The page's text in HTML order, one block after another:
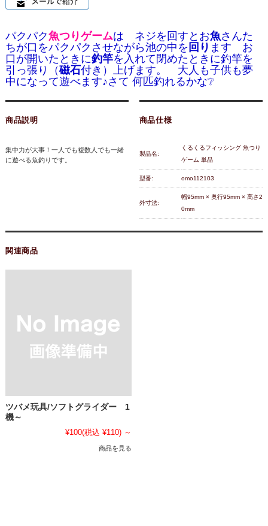
パクパク魚つりゲームは ネジを回すとお魚さんた
ちが口をパクパクさせながら池の中を 回り ます お
口が開いたときに釣竿を入れて閉めたときに釣竿を
引っ張り（磁石付き）上げます。 大人も子供も夢
中になって遊べます♪さて 何匹釣れるかな❔
商品説明
集中力が大事！一人でも複数人でも一緒
に遊べる魚釣りです。
商品仕様
製品名:
くるくるフィッシング 魚つり
ゲーム 単品
型番: omo112103
外寸法:
幅95mm × 奥行95mm × 高さ2
0mm
関連商品
ツバメ玩具/ソフトグライダー 1
機～
¥100(税込 ¥110) ～
商品を見る